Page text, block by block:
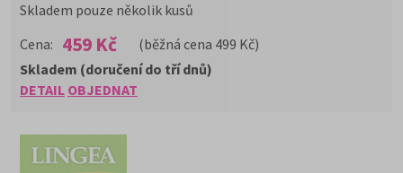
Skladem pouze několik kusů
Cena: 459 Kč (běžná cena 499 Kč)
DETAIL OBJEDNAT
Skladem (doručení do tří dnů)